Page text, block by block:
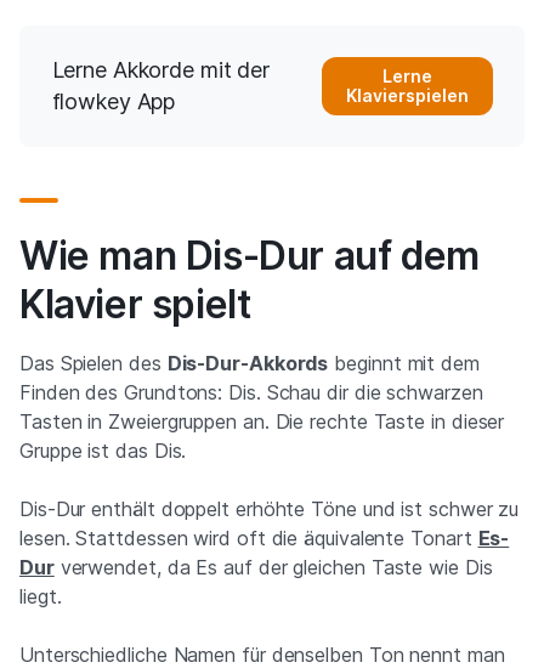
Lerne Akkorde mit der
flowkey App
Lerne
Klavierspielen
Wie man Dis-Dur auf dem
Klavier spielt
Das Spielen des Dis-Dur-Akkords beginnt mit dem
Finden des Grundtons: Dis. Schau dir die schwarzen
Tasten in Zweiergruppen an. Die rechte Taste in dieser
Gruppe ist das Dis.
Dis-Dur enthält doppelt erhöhte Töne und ist schwer zu
lesen. Stattdessen wird oft die äquivalente Tonart Es-
Durverwendet, da Es auf der gleichen Taste wie Dis
liegt.
Unterschiedliche Namen für denselben Ton nennt man